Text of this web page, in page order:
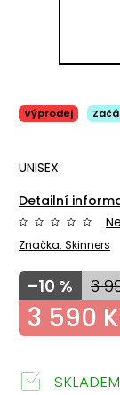
Výprodej
UNISEX
Detailní
Značka: Skinners
3
–10 %
3 590
SKLADEM